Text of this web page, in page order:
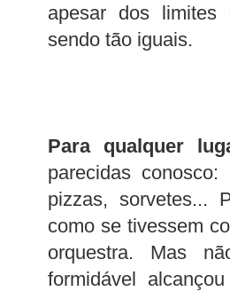
apesar dos limites
sendo tão iguais.
Para qualquer
parecidas
pizzas, sorvetes...
como se tivessem
orquestra. Mas
formidável